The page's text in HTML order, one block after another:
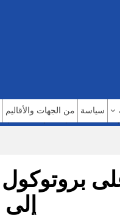
سياسة من الجهات والأقاليم
إلى 2030، بقيمة استثمارية إجمالية تبلغ 38 مليار درهم